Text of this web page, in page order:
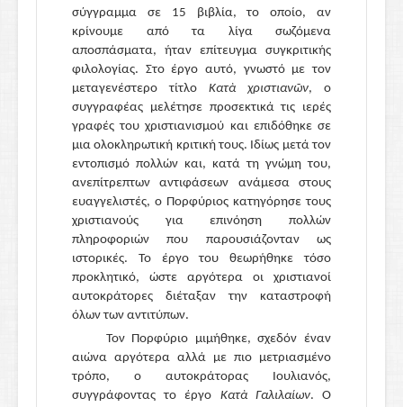
σύγγραμμα σε 15 βιβλία, το οποίο, αν
κρίνουμε από τα λίγα σωζόμενα
αποσπάσματα, ήταν επίτευγμα συγκριτικής
φιλολογίας. Στο έργο αυτό, γνωστό με τον
μεταγενέστερο τίτλο Κατὰ χριστιανῶν, ο
συγγραφέας μελέτησε προσεκτικά τις ιερές
γραφές του χριστιανισμού και επιδόθηκε σε
μια ολοκληρωτική κριτική τους. Ιδίως μετά τον
εντοπισμό πολλών και, κατά τη γνώμη του,
ανεπίτρεπτων αντιφάσεων ανάμεσα στους
ευαγγελιστές, ο Πορφύριος κατηγόρησε τους
χριστιανούς για επινόηση πολλών
πληροφοριών που παρουσιάζονταν ως
ιστορικές. Το έργο του θεωρήθηκε τόσο
προκλητικό, ώστε αργότερα οι χριστιανοί
αυτοκράτορες διέταξαν την καταστροφή
όλων των αντιτύπων.
Τον Πορφύριο μιμήθηκε, σχεδόν έναν
αιώνα αργότερα αλλά με πιο μετριασμένο
τρόπο, ο αυτοκράτορας Ιουλιανός,
συγγράφοντας το έργο Κατὰ Γαλιλαίων. Ο